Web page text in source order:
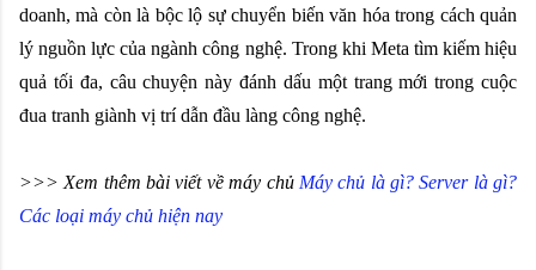
doanh, mà còn là bộc lộ sự chuyển biến văn hóa trong cách quản
lý nguồn lực của ngành công nghệ. Trong khi Meta tìm kiếm hiệu
quả tối đa, câu chuyện này đánh dấu một trang mới trong cuộc
đua tranh giành vị trí dẫn đầu làng công nghệ.
>>> Xem thêm bài viết về máy chủ Máy chủ là gì? Server là gì?
Các loại máy chủ hiện nay